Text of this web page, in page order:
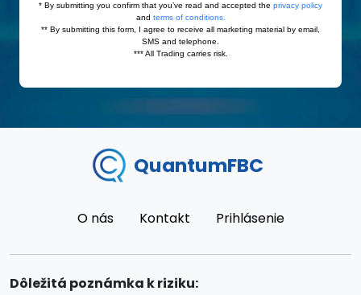
QuantumFBC
O nás Kontakt Prihlásenie
Dôležitá poznámka k riziku: